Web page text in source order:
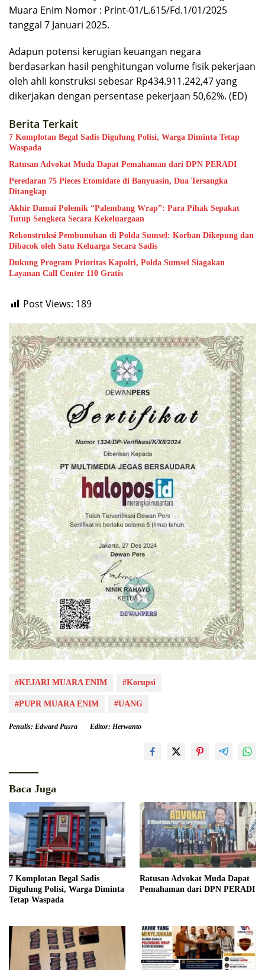
Muara Enim Nomor : Print-01/L.615/Fd.1/01/2025
tanggal 7 Januari 2025.
Adapun potensi kerugian keuangan negara
berdasarkan hasil penghitungan volume fisik pekerjaan
oleh ahli konstruksi sebesar Rp434.911.242,47 yang
dikerjakan dengan persentase pekerjaan 50,62%. (ED)
Berita Terkait
7 Komplotan Begal Sadis Digulung Polisi, Warga Diminta Tetap
Waspada
Ratusan Advokat Muda Dapat Pemahaman dari DPN PERADI
Peredaran 75 Pieces Etomidate di Banyuasin, Dua Tersangka
Ditangkap
Akhir Damai Polemik “Palembang Wrap”: Para Pihak Sepakat
Tutup Sengketa Secara Kekeluargaan
Rekonstruksi Pembunuhan di Polda Sumsel: Korban Dikepung dan
Dibacok oleh Satu Keluarga Secara Sadis
Dukung Program Prioritas Kapolri, Polda Sumsel Siagakan
Layanan Call Center 110 Gratis
Post Views: 189
#KEJARI MUARA ENIM #Korupsi
#PUPR MUARA ENIM #UANG
Penulis: Edward Pusra Editor: Herwanto
Baca Juga
7 Komplotan Begal Sadis
Digulung Polisi, Warga Diminta
Tetap Waspada
Ratusan Advokat Muda Dapat
Pemahaman dari DPN PERADI